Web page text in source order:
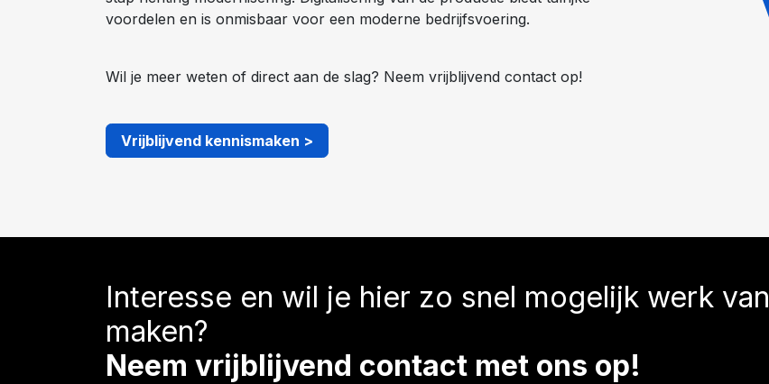
voordelen en is onmisbaar voor een moderne bedrijfsvoering.
Wil je meer weten of direct aan de slag? Neem vrijblijvend contact op!
Vrijblijvend kennismaken >
Interesse en wil je hier zo snel mogelijk werk van
maken?
Neem vrijblijvend contact met ons op!